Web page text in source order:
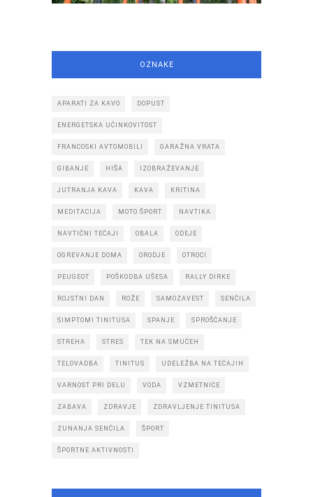
OZNAKE
APARATI ZA KAVO DOPUST
ENERGETSKA UČINKOVITOST
FRANCOSKI AVTOMOBILI GARAŽNA VRATA
GIBANJE HIŠA IZOBRAŽEVANJE
JUTRANJA KAVA KAVA KRITINA
MEDITACIJA MOTO ŠPORT NAVTIKA
NAVTIČNI TEČAJI OBALA ODEJE
OGREVANJE DOMA ORODJE OTROCI
PEUGEOT POŠKODBA UŠESA RALLY DIRKE
ROJSTNI DAN ROŽE SAMOZAVEST SENČILA
SIMPTOMI TINITUSA SPANJE SPROŠČANJE
STREHA STRES TEK NA SMUČEH
TELOVADBA TINITUS UDELEŽBA NA TEČAJIH
VARNOST PRI DELU VODA VZMETNICE
ZABAVA ZDRAVJE ZDRAVLJENJE TINITUSA
ZUNANJA SENČILA ŠPORT
ŠPORTNE AKTIVNOSTI